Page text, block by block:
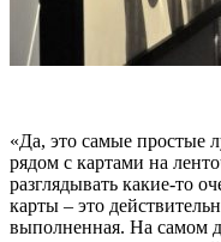
«Да, это самые простые
рядом с картами на
разглядывать какие-то
карты – это
выполненная. На самом